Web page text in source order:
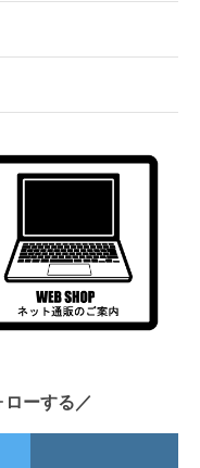
ローする／